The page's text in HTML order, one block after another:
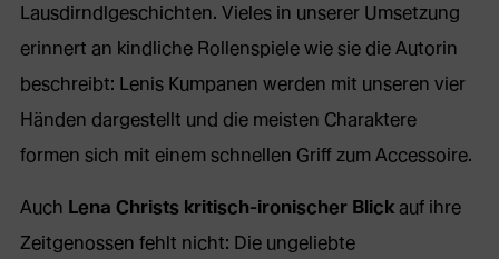
Lausdirndlgeschichten. Vieles in unserer Umsetzung
erinnert an kindliche Rollenspiele wie sie die Autorin
beschreibt: Lenis Kumpanen werden mit unseren vier
Händen dargestellt und die meisten Charaktere
formen sich mit einem schnellen Griff zum Accessoire.
Auch Lena Christs kritisch-ironischer Blickauf ihre
Zeitgenossen fehlt nicht: Die ungeliebte